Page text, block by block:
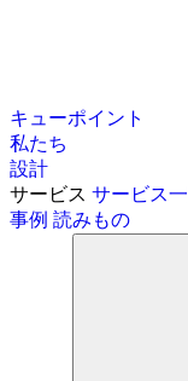
キューポイント
私たち
設計
サービス サービス
事例 読みもの